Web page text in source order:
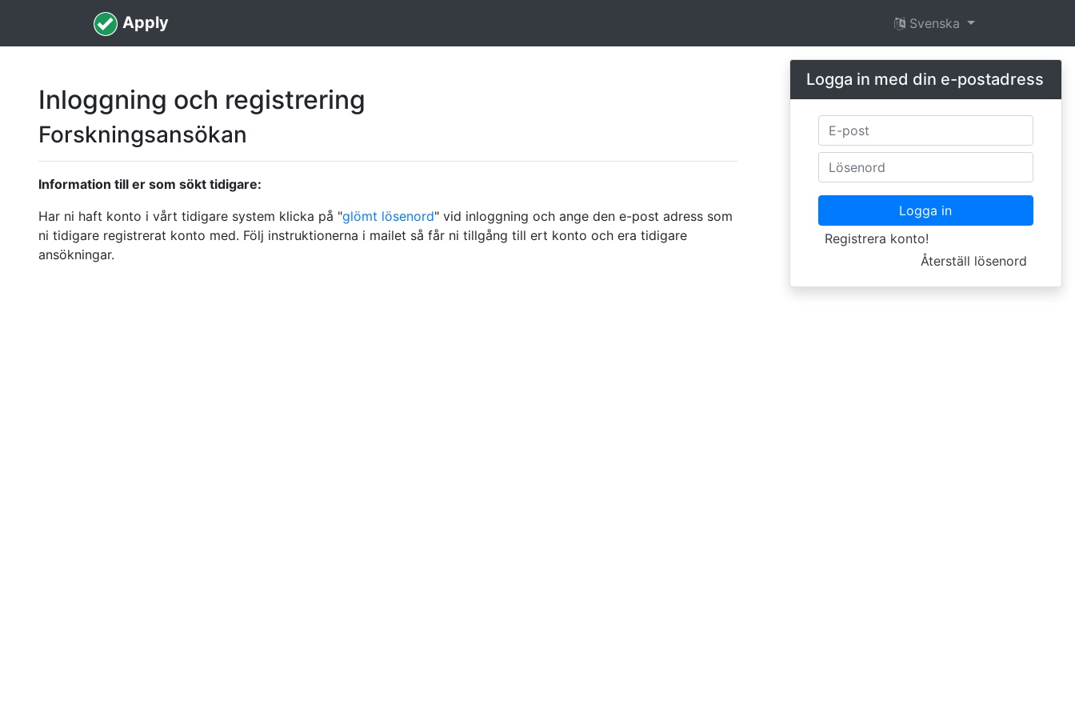
Apply Svenska
Inloggning och registrering
Forskningsansökan
Information till er som sökt tidigare:
Har ni haft konto i vårt tidigare system klicka på "glömt lösenord" vid inloggning och ange den e-post adress som
ni tidigare registrerat konto med. Följ instruktionerna i mailet så får ni tillgång till ert konto och era tidigare
ansökningar.
Logga in med din e-postadress
Logga in
Registrera konto!
Återställ lösenord